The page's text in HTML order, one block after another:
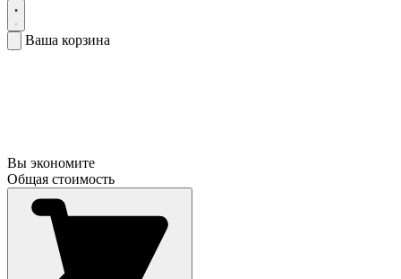
Ваша корзина
Вы экономите
Общая стоимость